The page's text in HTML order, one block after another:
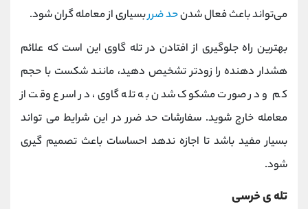
می‌تواند باعث فعال شدنحد ضرربسیاری از معامله گران شود.
بهترین راه جلوگیری از افتادن در تله گاوی این است که علائم
هشدار دهنده را زودتر تشخیص دهید، مانند شکست با حجم
کم و در صورت مشکوک شدن به تله گاوی، در اسرع وقت از
معامله خارج شوید. سفارشات حد ضرر در این شرایط می تواند
بسیار مفید باشد تا اجازه ندهد احساسات باعث تصمیم گیری
شود.
تله ی خرسی